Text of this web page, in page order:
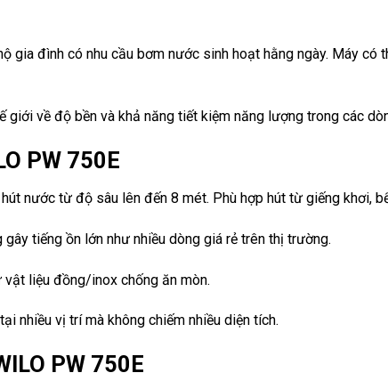
gia đình có nhu cầu bơm nước sinh hoạt hằng ngày. Máy có
giới về độ bền và khả năng tiết kiệm năng lượng trong các
PW 750E
nước từ độ sâu lên đến 8 mét. Phù hợp hút từ giếng khơi,
tiếng ồn lớn như nhiều dòng giá rẻ trên thị trường.
liệu đồng/inox chống ăn mòn.
nhiều vị trí mà không chiếm nhiều diện tích.
PW 750E